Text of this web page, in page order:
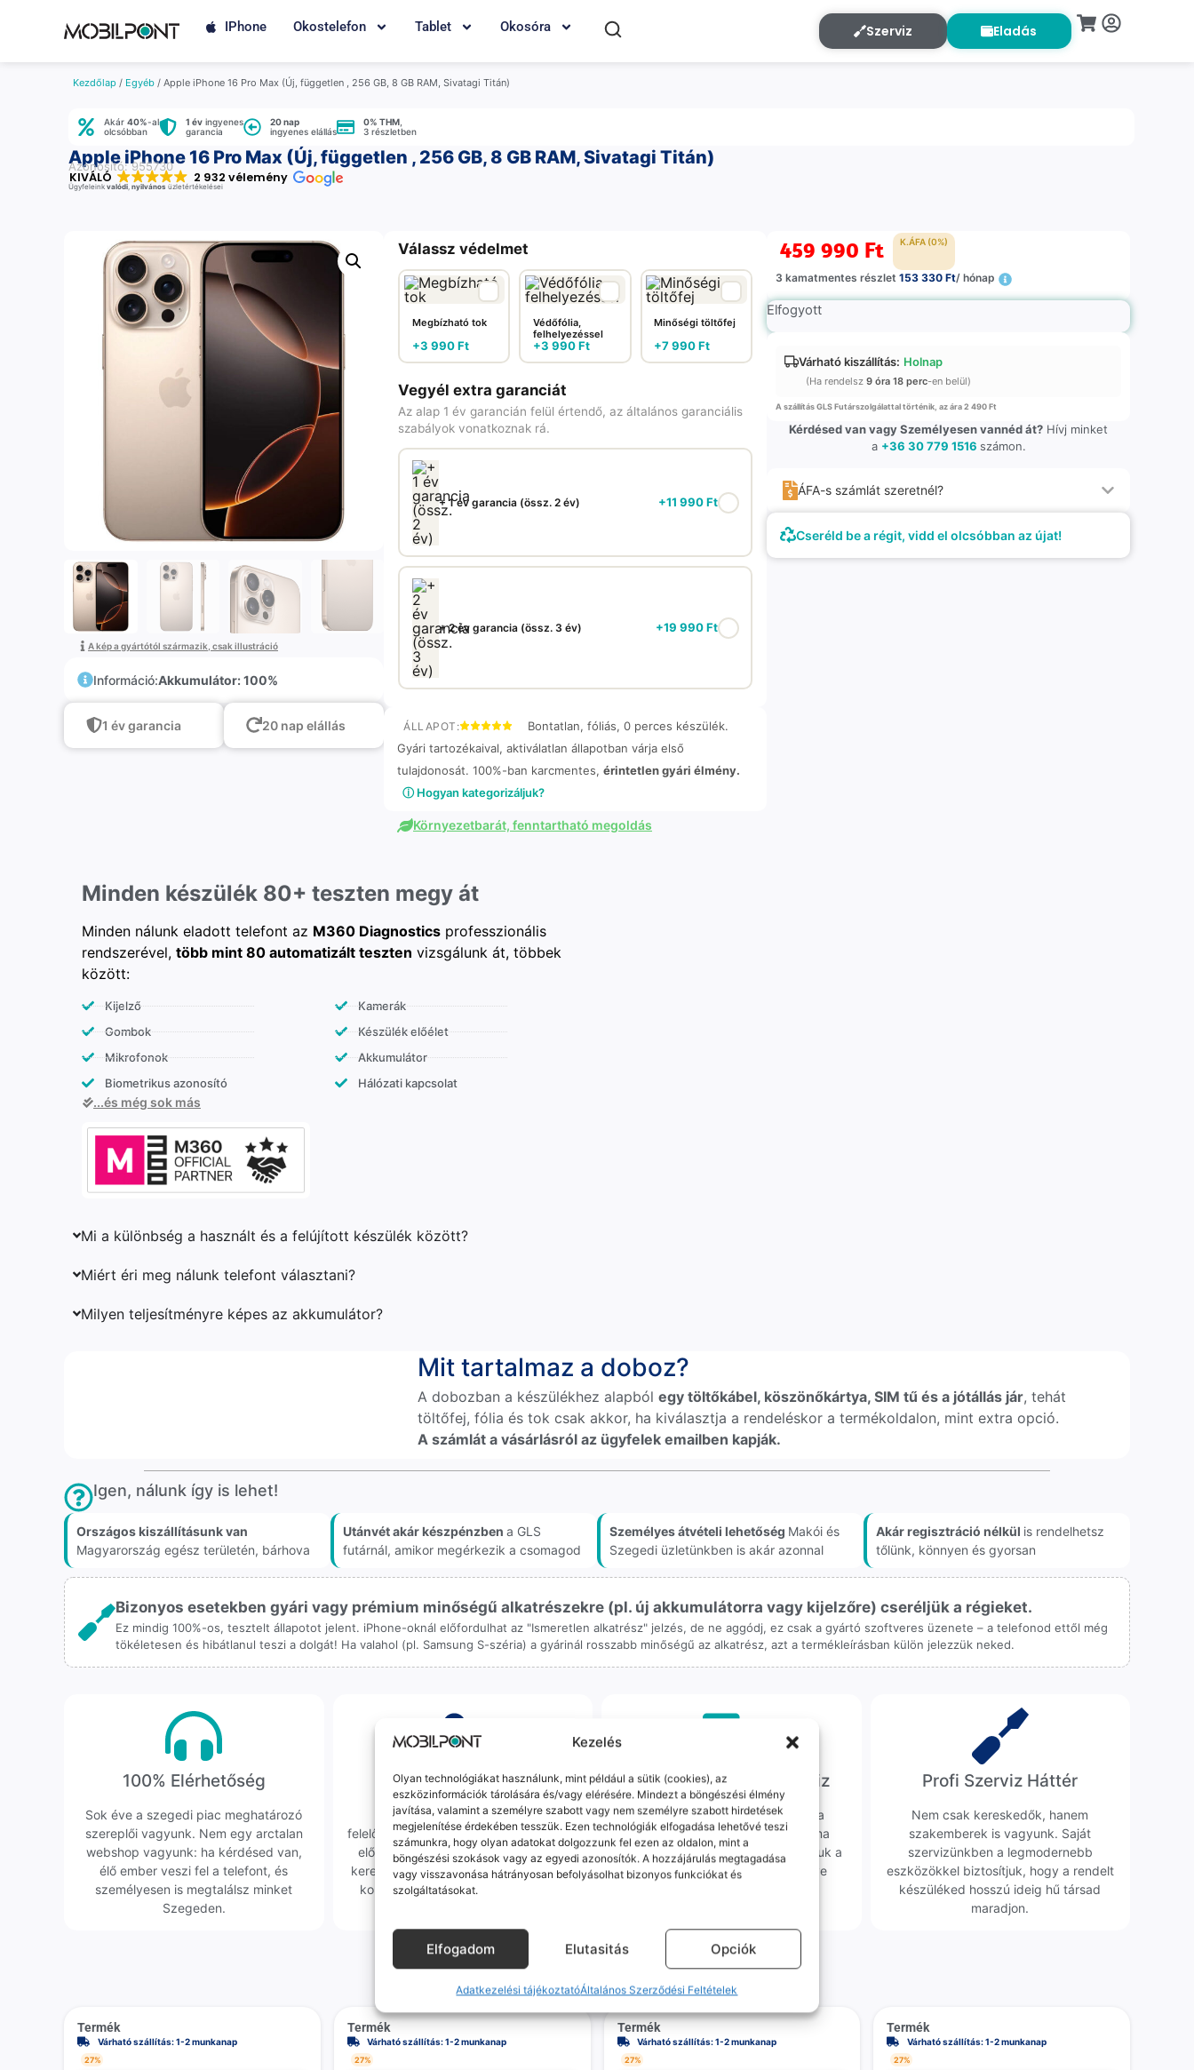
Kezelés
Olyan technológiákat használunk, mint például a sütik (cookies), az
eszközinformációk tárolására és/vagy elérésére. Mindezt a böngészési élmény
javítása, valamint a személyre szabott vagy nem személyre szabott hirdetések
megjelenítése érdekében tesszük. Ezen technológiák elfogadása lehetővé teszi
számunkra, hogy olyan adatokat dolgozzunk fel ezen az oldalon, mint a
böngészési szokások vagy az egyedi azonosítók. A hozzájárulás megtagadása
vagy visszavonása hátrányosan befolyásolhat bizonyos funkciókat és
szolgáltatásokat.
Elfogadom Elutasitás Opciók
Adatkezelési tájékoztatóÁltalános Szerződési Feltételek
IPhone Okostelefon Tablet Okosóra Szerviz Eladás
Kezdőlap / Egyéb / Apple iPhone 16 Pro Max (Új, független , 256 GB, 8 GB RAM, Sivatagi Titán)
Akár 40%-al
olcsóbban
1 év ingyenes
garancia
20 nap
ingyenes elállás
0% THM
3 részletben
Apple iPhone 16 Pro Max (Új, független , 256 GB, 8 GB RAM, Sivatagi Titán)
Azonosító: 955730
KIVÁLÓ 2 932 vélemény
Ügyfeleink valódi, nyilvános üzletértékelései
A kép a gyártótól származik, csak illustráció
Információ:Akkumulátor: 100%
1 év garancia 20 nap elállás
Válassz védelmet
Megbízható tok
+3 990Ft
Védőfólia,
felhelyezéssel
+3 990Ft
Minőségi töltőfej
+7 990Ft
Vegyél extra garanciát
Az alap 1 év garancián felül értendő, az általános garanciális
szabályok vonatkoznak rá.
+ 1 év garancia (össz. 2 év) +11 990Ft
+ 2 év garancia (össz. 3 év) +19 990Ft
ÁLLAPOT:
Bontatlan, fóliás, 0 perces készülék.
Gyári tartozékaival, aktiválatlan állapotban várja első
tulajdonosát. 100%-ban karcmentes, érintetlen gyári élmény.
ⓘ Hogyan kategorizáljuk?
Környezetbarát, fenntartható megoldás
459 990 Ft K.ÁFA (0%)
3 kamatmentes részlet153 330 Ft/ hónap
Elfogyott
Várható kiszállítás: Holnap
(Ha rendelsz9 óra 18 perc-en belül)
A szállítás GLS Futárszolgálattal történik, az ára 2 490 Ft
Kérdésed van vagy Személyesen vannéd át? Hívj minket
a +36 30 779 1516 számon.
ÁFA-s számlát szeretnél?
Cseréld be a régit, vidd el olcsóbban az újat!
Minden készülék 80+ teszten megy át
Minden nálunk eladott telefont az M360 Diagnostics professzionális
rendszerével, több mint 80 automatizált teszten vizsgálunk át, többek
között:
Kijelző
Gombok
Mikrofonok
Biometrikus azonosító
Kamerák
Készülék előélet
Akkumulátor
Hálózati kapcsolat
...és még sok más
Mi a különbség a használt és a felújított készülék között?
Miért éri meg nálunk telefont választani?
Milyen teljesítményre képes az akkumulátor?
Mit tartalmaz a doboz?
A dobozban a készülékhez alapból egy töltőkábel, köszönőkártya, SIM tű és a jótállás jár, tehát
töltőfej, fólia és tok csak akkor, ha kiválasztja a rendeléskor a termékoldalon, mint extra opció.
A számlát a vásárlásról az ügyfelek emailben kapják.
Igen, nálunk így is lehet!
Országos kiszállításunk van
Magyarország egész területén, bárhova
Utánvét akár készpénzben a GLS
futárnál, amikor megérkezik a csomagod
Személyes átvételi lehetőség Makói és
Szegedi üzletünkben is akár azonnal
Akár regisztráció nélkül is rendelhetsz
tőlünk, könnyen és gyorsan
Bizonyos esetekben gyári vagy prémium minőségű alkatrészekre (pl. új akkumulátorra vagy kijelzőre) cseréljük a régieket.
Ez mindig 100%-os, tesztelt állapotot jelent. iPhone-oknál előfordulhat az "Ismeretlen alkatrész" jelzés, de ne aggódj, ez csak a gyártó szoftveres üzenete – a telefonod ettől még
tökéletesen és hibátlanul teszi a dolgát! Ha valahol (pl. Samsung S-széria) a gyárinál rosszabb minőségű az alkatrész, azt a termékleírásban külön jelezzük neked.
100% Elérhetőség
Sok éve a szegedi piac meghatározó
szereplői vagyunk. Nem egy arctalan
webshop vagyunk: ha kérdésed van,
élő ember veszi fel a telefont, és
személyesen is megtalálsz minket
Szegeden.
Korrekt Ügyintézés
Hibázni emberi dolog, de a
felelősségvállalás nálunk alap. Ha ritkán
előfordul egy hiba, nem kifogásokat
keresünk, hanem megoldást. Szakértő
kollégáink azonnal kézbe veszik az
Ingyenes Futár & Szerviz
Ha messze laksz, mi megyünk a
készülékért. Garanciális probléma
esetén küldjük a futárt, bevizsgáljuk a
telefont, és javítva vagy cserélve
Profi Szerviz Háttér
Nem csak kereskedők, hanem
szakemberek is vagyunk. Saját
szervizünkben a legmodernebb
eszközökkel biztosítjuk, hogy a rendelt
készüléked hosszú ideig hű társad
maradjon.
Mások ezeket is megnézték
Termék
Várható szállítás: 1-2 munkanap
27%
Termék
Várható szállítás: 1-2 munkanap
27%
Termék
Várható szállítás: 1-2 munkanap
27%
Termék
Várható szállítás: 1-2 munkanap
27%